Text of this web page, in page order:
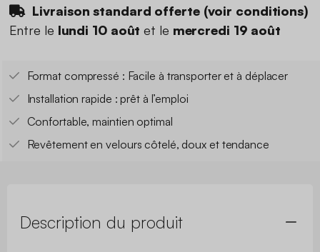
Livraison standard offerte (voir conditions)
Entre le lundi 10 août et le mercredi 19 août
Format compressé : Facile à transporter et à déplacer
Installation rapide : prêt à l’emploi
Confortable, maintien optimal
Revêtement en velours côtelé, doux et tendance
Description du produit